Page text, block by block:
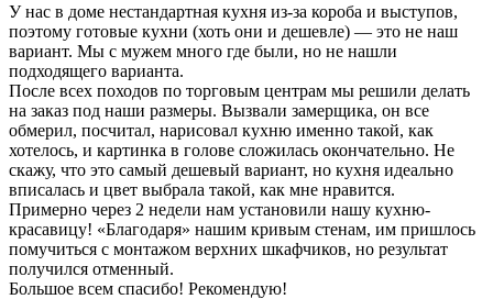
У нас в доме нестандартная кухня из-за короба и выступов,
поэтому готовые кухни (хоть они и дешевле) — это не наш
вариант. Мы с мужем много где были, но не нашли
подходящего варианта.
После всех походов по торговым центрам мы решили делать
на заказ под наши размеры. Вызвали замерщика, он все
обмерил, посчитал, нарисовал кухню именно такой, как
хотелось, и картинка в голове сложилась окончательно. Не
скажу, что это самый дешевый вариант, но кухня идеально
вписалась и цвет выбрала такой, как мне нравится.
Примерно через 2 недели нам установили нашу кухню-
красавицу! «Благодаря» нашим кривым стенам, им пришлось
помучиться с монтажом верхних шкафчиков, но результат
получился отменный.
Большое всем спасибо! Рекомендую!